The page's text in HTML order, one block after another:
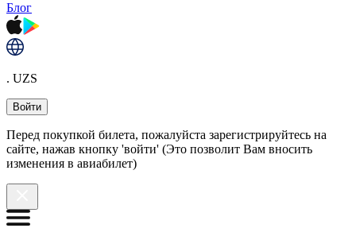
Блог
. UZS
Войти
Перед покупкой билета, пожалуйста зарегистрируйтесь на
сайте, нажав кнопку 'войти' (Это позволит Вам вносить
изменения в авиабилет)